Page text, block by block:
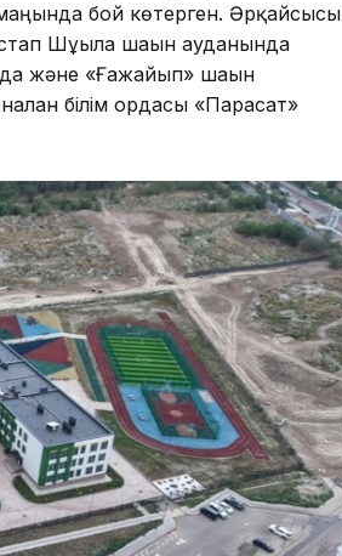
бой көтерген. Әрқайсысы
Шұғыла шағын ауданында
және «Ғажайып» шағын
білім ордасы «Парасат»